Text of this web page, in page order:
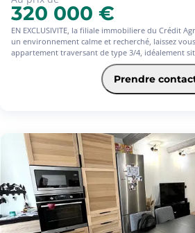
320 000 €
EN EXCLUSIVITE, la filiale immobiliere du Crédit
un environnement calme et recherché, laissez
appartement traversant de type 3/4, idéalement
Baigné de lumière grâce à son exposition plein
sur la campagne environnante.
chauffage individuel au gaz) volumes agréables et une distribution
fonctionnelle.
il se compose, d'une entrée, d'une vaste pièce de vie
cuisine ouverte entièrement équipée, de deux chambres d'environ 11 m² avec
placard, d'une salle de bains, avec balcon offrant une vue imprenable
Sainte victoire ainsi que d'un wc indépendant.
A l'exterieur, vous bénéficierez d'un espace
aménager un potager, un jardin, ou un agréable
Prendre